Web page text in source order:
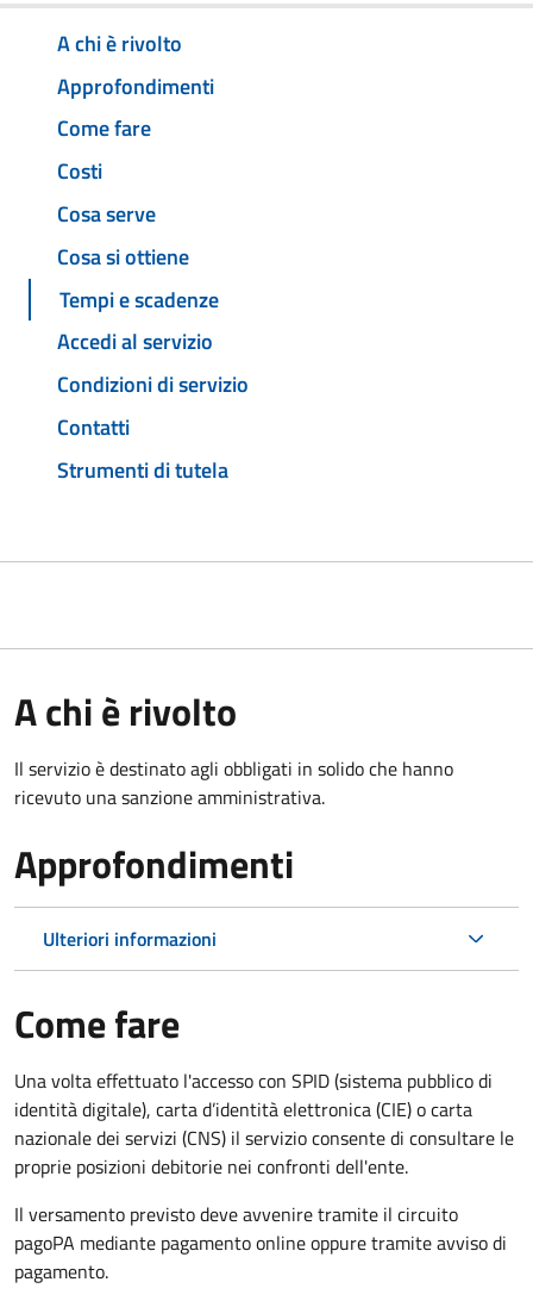
A chi è rivolto
Approfondimenti
Come fare
Costi
Cosa serve
Cosa si ottiene
Tempi e scadenze
Accedi al servizio
Condizioni di servizio
Contatti
Strumenti di tutela
A chi è rivolto
Il servizio è destinato agli obbligati in solido che hanno
ricevuto una sanzione amministrativa.
Approfondimenti
Ulteriori informazioni
Come fare
Una volta effettuato l'accesso con SPID (sistema pubblico di
identità digitale), carta d’identità elettronica (CIE) o carta
nazionale dei servizi (CNS) il servizio consente di consultare le
proprie posizioni debitorie nei confronti dell'ente.
Il versamento previsto deve avvenire tramite il circuito
pagoPA mediante pagamento online oppure tramite avviso di
pagamento.